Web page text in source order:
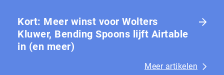
Kort: Meer winst voor Wolters
Kluwer, Bending Spoons lijft Airtable
in (en meer)
Meer artikelen